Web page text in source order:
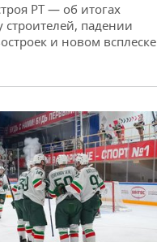
РТ — об итогах
строителей, падении
и новом всплеске